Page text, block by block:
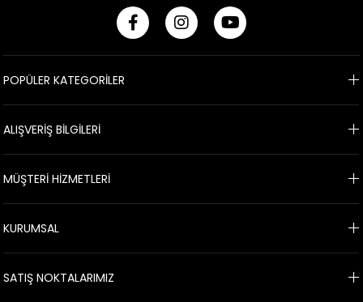
POPÜLER KATEGORİLER
ALIŞVERİŞ BİLGİLERİ
MÜŞTERİ HİZMETLERİ
KURUMSAL
SATIŞ NOKTALARIMIZ